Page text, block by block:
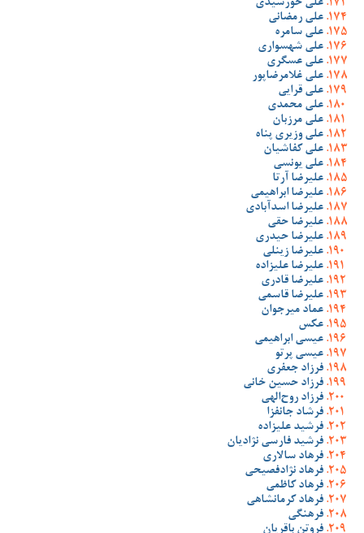
علی خورشیدی
علی رمضانی
علی سامره
علی شهسواری
علی عسگری
علی غلامرضاپور
علی قرایی
علی محمدی
علی مرزبان
علی وزیری پناه
علی کفاشیان
علی یونسی
علیرضا آرتا
علیرضا ابراهیمی
علیرضا اسدآبادی
علیرضا حقی
علیرضا حیدری
علیرضا زینلی
علیرضا علیزاده
علیرضا قادری
علیرضا قاسمی
عماد میرجوان
عکس
عیسی ابراهیمی
عیسی پرتو
فرزاد جعفری
فرزاد حسین خانی
فرزاد روح‌الهی
فرشاد جانفزا
فرشید علیزاده
فرشید فارسی نژادیان
فرهاد سالاری
فرهاد نژادفصیحی
فرهاد کاظمی
فرهاد کرمانشاهی
فرهنگی
فروتن باقریان